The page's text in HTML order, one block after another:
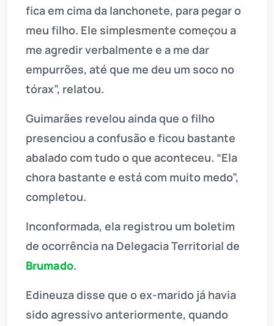
fica em cima da lanchonete, para pegar o
meu filho. Ele simplesmente começou a
me agredir verbalmente e a me dar
empurrões, até que me deu um soco no
tórax”, relatou.
Guimarães revelou ainda que o filho
presenciou a confusão e ficou bastante
abalado com tudo o que aconteceu. “Ela
chora bastante e está com muito medo”,
completou.
Inconformada, ela registrou um boletim
de ocorrência na Delegacia Territorial de
Brumado.
Edineuza disse que o ex-marido já havia
sido agressivo anteriormente, quando